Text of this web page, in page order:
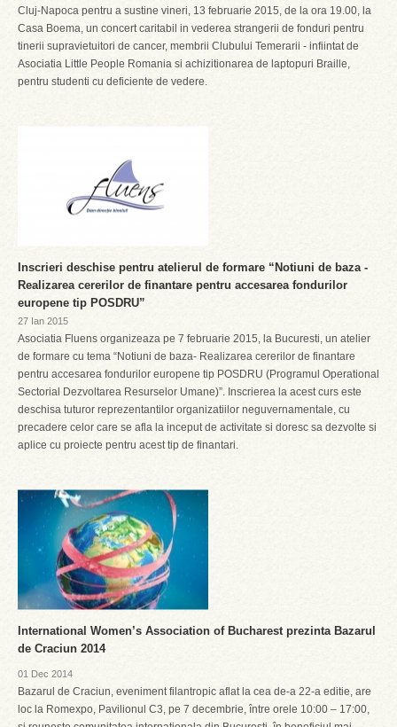
Cluj-Napoca pentru a sustine vineri, 13 februarie 2015, de la ora 19.00, la
Casa Boema, un concert caritabil in vederea strangerii de fonduri pentru
tinerii supravietuitori de cancer, membrii Clubului Temerarii - infiintat de
Asociatia Little People Romania si achizitionarea de laptopuri Braille,
pentru studenti cu deficiente de vedere.
Inscrieri deschise pentru atelierul de formare “Notiuni de baza -
Realizarea cererilor de finantare pentru accesarea fondurilor
europene tip POSDRU”
27 Ian 2015
Asociatia Fluens organizeaza pe 7 februarie 2015, la Bucuresti, un atelier
de formare cu tema “Notiuni de baza- Realizarea cererilor de finantare
pentru accesarea fondurilor europene tip POSDRU (Programul Operational
Sectorial Dezvoltarea Resurselor Umane)”. Inscrierea la acest curs este
deschisa tuturor reprezentantilor organizatiilor neguvernamentale, cu
precadere celor care se afla la inceput de activitate si doresc sa dezvolte si
aplice cu proiecte pentru acest tip de finantari.
International Women’s Association of Bucharest prezinta Bazarul
de Craciun 2014
01 Dec 2014
Bazarul de Craciun, eveniment filantropic aflat la cea de-a 22-a editie, are
loc la Romexpo, Pavilionul C3, pe 7 decembrie, între orele 10:00 – 17:00,